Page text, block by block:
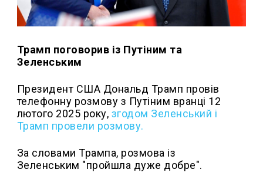
Трамп поговорив із Путіним та
Зеленським
Президент США Дональд Трамп провів
телефонну розмову з Путіним вранці 12
лютого 2025 року, згодом Зеленський і
Трамп провели розмову.
За словами Трампа, розмова із
Зеленським "пройшла дуже добре".